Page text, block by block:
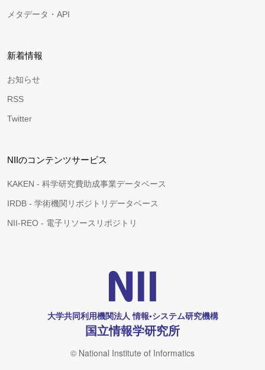
メタデータ・API
新着情報
お知らせ
RSS
Twitter
NIIのコンテンツサービス
KAKEN - 科学研究費助成事業データベース
IRDB - 学術機関リポジトリデータベース
NII-REO - 電子リソースリポジトリ
大学共同利用機関法人 情報•システム研究機構
国立情報学研究所
© National Institute of Informatics